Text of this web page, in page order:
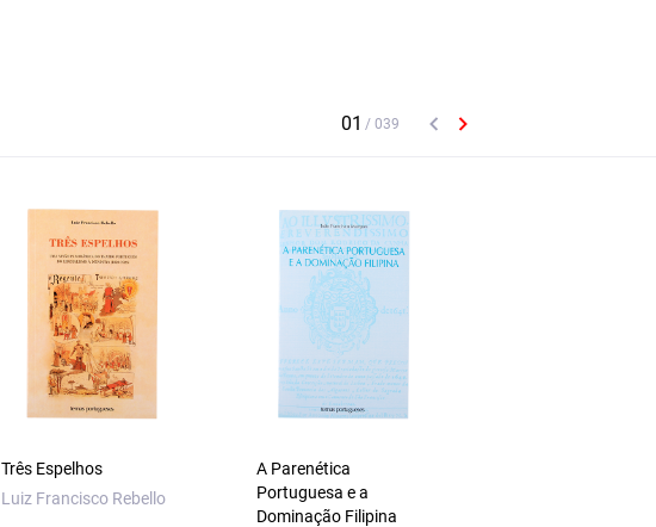
Três Espelhos
Luiz Francisco Rebello
A Parenética
Portuguesa e a
Dominação Filipina